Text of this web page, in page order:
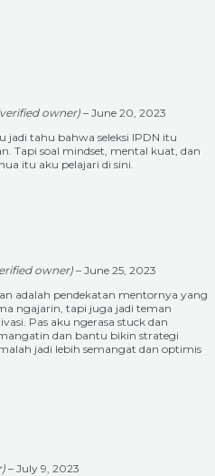
owner)– June 20, 2023
jadi tahu bahwa seleksi IPDN itu
Tapi soal mindset, mental kuat, dan
itu aku pelajari di sini.
owner)– June 25, 2023
adalah pendekatan mentornya yang
ngajarin, tapi juga jadi teman
Pas aku ngerasa stuck dan
dan bantu bikin strategi
jadi lebih semangat dan optimis
– July 9, 2023